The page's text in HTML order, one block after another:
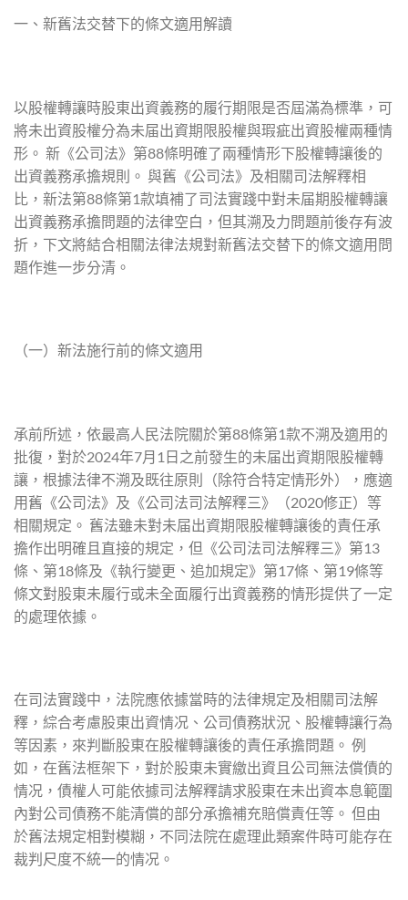
一、新舊法交替下的條文適用解讀
以股權轉讓時股東出資義務的履行期限是否屆滿為標準，可
將未出資股權分為未届出資期限股權與瑕疵出資股權兩種情
形。 新《公司法》第88條明確了兩種情形下股權轉讓後的
出資義務承擔規則。 與舊《公司法》及相關司法解釋相
比，新法第88條第1款填補了司法實踐中對未届期股權轉讓
出資義務承擔問題的法律空白，但其溯及力問題前後存有波
折，下文將結合相關法律法規對新舊法交替下的條文適用問
題作進一步分清。
（一）新法施行前的條文適用
承前所述，依最高人民法院關於第88條第1款不溯及適用的
批復，對於2024年7月1日之前發生的未届出資期限股權轉
讓，根據法律不溯及既往原則（除符合特定情形外），應適
用舊《公司法》及《公司法司法解釋三》（2020修正）等
相關規定。 舊法雖未對未届出資期限股權轉讓後的責任承
擔作出明確且直接的規定，但《公司法司法解釋三》第13
條、第18條及《執行變更、追加規定》第17條、第19條等
條文對股東未履行或未全面履行出資義務的情形提供了一定
的處理依據。
在司法實踐中，法院應依據當時的法律規定及相關司法解
釋，綜合考慮股東出資情况、公司債務狀況、股權轉讓行為
等因素，來判斷股東在股權轉讓後的責任承擔問題。 例
如，在舊法框架下，對於股東未實繳出資且公司無法償債的
情况，債權人可能依據司法解釋請求股東在未出資本息範圍
內對公司債務不能清償的部分承擔補充賠償責任等。 但由
於舊法規定相對模糊，不同法院在處理此類案件時可能存在
裁判尺度不統一的情况。